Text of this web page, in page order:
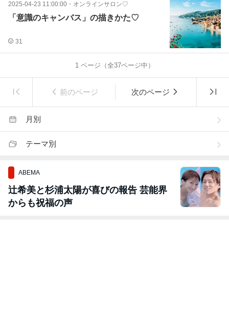
2025-04-23 11:00:00 ・ オンラインサロン♡
「意識のキャンバス」の描きかた♡
31
1ページ（全37ページ中）
前のページ 次のページ
月別
テーマ別
ABEMA
辻希美と杉浦太陽が喜びの報告 芸能界
からも祝福の声